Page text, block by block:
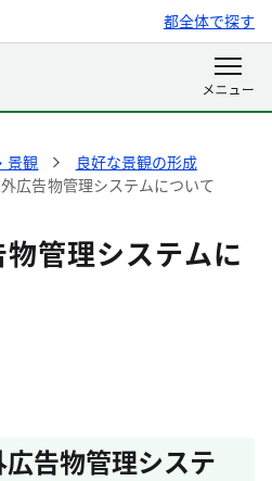
都全体で探す
景観
良好な景観の形成
広告物管理システムについて
管理システムに
告物管理システ